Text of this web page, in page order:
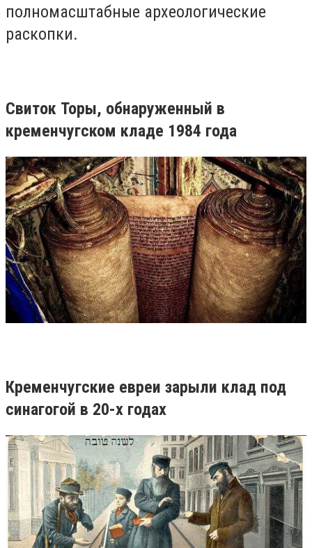
полномасштабные археологические
раскопки.
Свиток Торы, обнаруженный в
кременчугском кладе 1984 года
Кременчугские евреи зарыли клад под
синагогой в 20-х годах